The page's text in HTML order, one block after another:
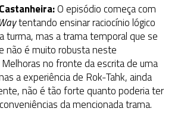
O episódio começa com
tentando ensinar raciocínio lógico
turma, mas a trama temporal que se
não é muito robusta neste
no fronte da escrita de uma
a experiência de Rok-Tahk, ainda
não é tão forte quanto poderia ter
da mencionada trama.